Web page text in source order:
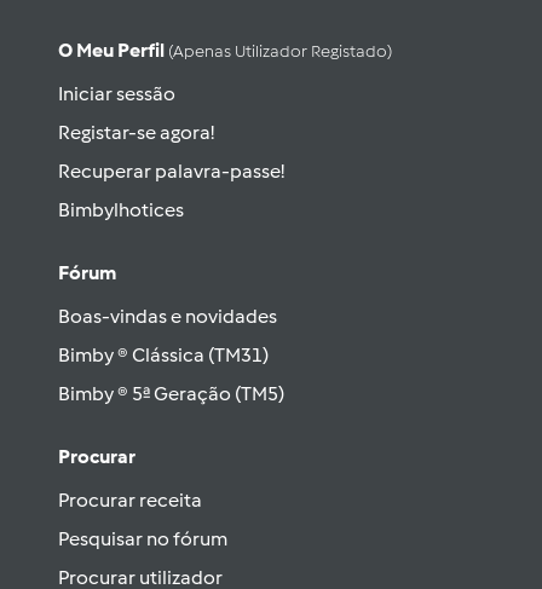
O Meu Perfil (apenas Utilizador Registado)
Iniciar sessão
Registar-se agora!
Recuperar palavra-passe!
Bimbylhotices
Fórum
Boas-vindas e novidades
Bimby ® Clássica (TM31)
Bimby ® 5ª Geração (TM5)
Procurar
Procurar receita
Pesquisar no fórum
Procurar utilizador